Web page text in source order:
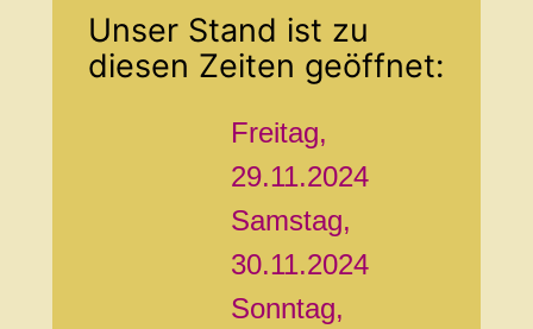
Unser Stand ist zu
diesen Zeiten geöffnet:
Freitag,
29.11.2024
Samstag,
30.11.2024
Sonntag,